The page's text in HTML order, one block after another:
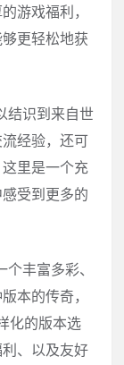
游戏福利，
更轻松地获
结识到来自世
经验，还可
里是一个充
受到更多的
丰富多彩、
本的传奇，
化的版本选
、以及友好